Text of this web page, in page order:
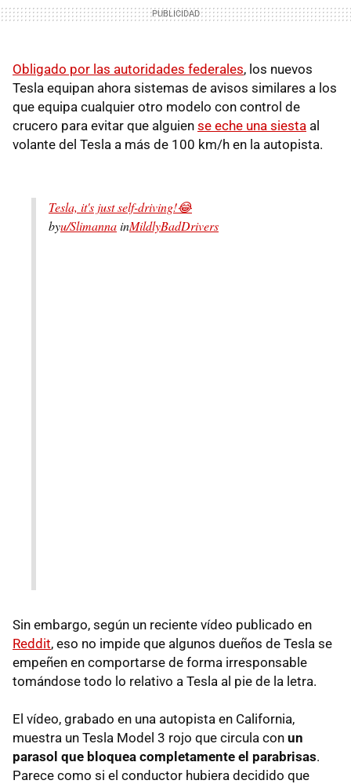
Obligado por las autoridades federales, los nuevos
Tesla equipan ahora sistemas de avisos similares a los
que equipa cualquier otro modelo con control de
crucero para evitar que alguien se eche una siesta al
volante del Tesla a más de 100 km/h en la autopista.
Tesla, it's just self-driving!😂
byu/SlimannainMildlyBadDrivers
Sin embargo, según un reciente vídeo publicado en
Reddit, eso no impide que algunos dueños de Tesla se
empeñen en comportarse de forma irresponsable
tomándose todo lo relativo a Tesla al pie de la letra.
El vídeo, grabado en una autopista en California,
muestra un Tesla Model 3 rojo que circula con un
parasol que bloquea completamente el parabrisas.
Parece como si el conductor hubiera decidido que